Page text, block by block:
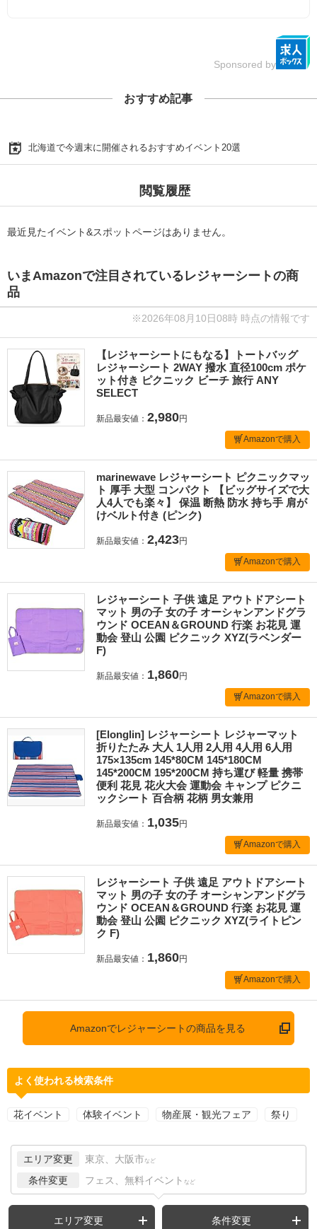
Sponsored by
おすすめ記事
北海道で今週末に開催されるおすすめイベント20選
閲覧履歴
最近見たイベント&スポットページはありません。
いまAmazonで注目されているレジャーシートの商
品
※2026年08月10日08時 時点の情報です
【レジャーシートにもなる】トートバッグ
レジャーシート 2WAY 撥水 直径100cm ポケ
ット付き ピクニック ビーチ 旅行 ANY
SELECT
新品最安値： 2,980円
Amazonで購入
marinewave レジャーシート ピクニックマッ
ト 厚手 大型 コンパクト 【ビッグサイズで大
人4人でも楽々】 保温 断熱 防水 持ち手 肩が
けベルト付き (ピンク)
新品最安値： 2,423円
Amazonで購入
レジャーシート 子供 遠足 アウトドアシート
マット 男の子 女の子 オーシャンアンドグラ
ウンド OCEAN＆GROUND 行楽 お花見 運
動会 登山 公園 ピクニック XYZ(ラベンダー
F)
新品最安値： 1,860円
Amazonで購入
[Elonglin] レジャーシート レジャーマット
折りたたみ 大人 1人用 2人用 4人用 6人用
175×135cm 145*80CM 145*180CM
145*200CM 195*200CM 持ち運び 軽量 携帯
便利 花見 花火大会 運動会 キャンプ ピクニ
ックシート 百合柄 花柄 男女兼用
新品最安値： 1,035円
Amazonで購入
レジャーシート 子供 遠足 アウトドアシート
マット 男の子 女の子 オーシャンアンドグラ
ウンド OCEAN＆GROUND 行楽 お花見 運
動会 登山 公園 ピクニック XYZ(ライトピン
ク F)
新品最安値： 1,860円
Amazonで購入
Amazonでレジャーシートの商品を見る
よく使われる検索条件
花イベント 体験イベント 物産展・観光フェア 祭り
エリア変更 東京、大阪市 など
条件変更 フェス、無料イベント など
エリア変更 条件変更